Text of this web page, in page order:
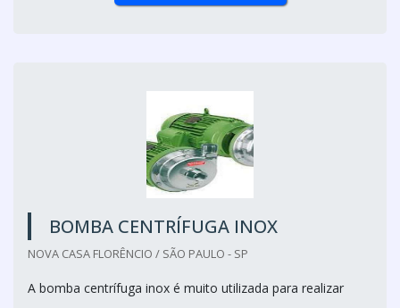
BOMBA CENTRÍFUGA INOX
NOVA CASA FLORÊNCIO / SÃO PAULO - SP
A bomba centrífuga inox é muito utilizada para realizar